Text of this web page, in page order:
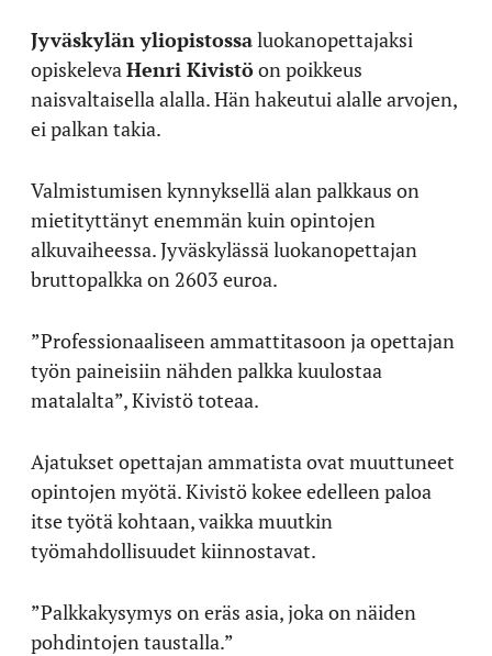
Jyväskylän yliopistossaluokanopettajaksi
opiskeleva Henri Kivistöon poikkeus
naisvaltaisella alalla. Hän hakeutui alalle arvojen,
ei palkan takia.
Valmistumisen kynnyksellä alan palkkaus on
mietityttänyt enemmän kuin opintojen
alkuvaiheessa. Jyväskylässä luokanopettajan
bruttopalkka on 2603 euroa.
”Professionaaliseen ammattitasoon ja opettajan
työn paineisiin nähden palkka kuulostaa
matalalta”, Kivistö toteaa.
Ajatukset opettajan ammatista ovat muuttuneet
opintojen myötä. Kivistö kokee edelleen paloa
itse työtä kohtaan, vaikka muutkin
työmahdollisuudet kiinnostavat.
”Palkkakysymys on eräs asia, joka on näiden
pohdintojen taustalla.”